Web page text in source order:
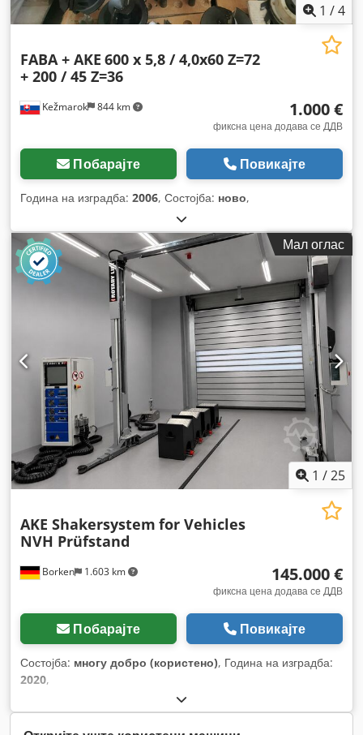
1 /4
Kežmarok 844 km
FABA + AKE 600 x 5,8 / 4,0x60 Z=72
+ 200 / 45 Z=36
1.000 €
фиксна цена додава се ДДВ
Побарајте Повикајте
Година на изградба: 2006, Состојба: ново,
Мал оглас
1 /25
Borken 1.603 km
AKE Shakersystem for Vehicles
NVH Prüfstand
145.000 €
фиксна цена додава се ДДВ
Побарајте Повикајте
Состојба: многу добро (користено), Година на изградба:
2020,